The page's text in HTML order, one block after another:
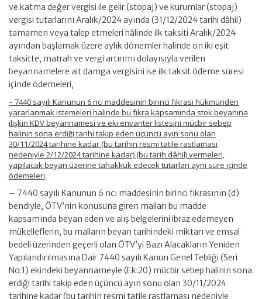
ve katma değer vergisi ile gelir (stopaj) ve kurumlar (stopaj)
vergisi tutarlarını Aralık/2024 ayında (31/12/2024 tarihi dâhil)
tamamen veya talep etmeleri hâlinde ilk taksiti Aralık/2024
ayından başlamak üzere aylık dönemler halinde on iki eşit
taksitte, matrah ve vergi artırımı dolayısıyla verilen
beyannamelere ait damga vergisini ise ilk taksit ödeme süresi
içinde ödemeleri,
– 7440 sayılı Kanunun 6 ncı maddesinin birinci fıkrası hükmünden
yararlanmak istemeleri halinde bu fıkra kapsamında stok beyanına
ilişkin KDV beyannamesi ve eki envanter listesini mücbir sebep
halinin sona erdiği tarihi takip eden üçüncü ayın sonu olan
30/11/2024 tarihine kadar (bu tarihin resmi tatile rastlaması
nedeniyle 2/12/2024 tarihine kadar) (bu tarih dâhil) vermeleri,
yapılacak beyan üzerine tahakkuk edecek tutarları aynı süre içinde
ödemeleri,
– 7440 sayılı Kanunun 6 ncı maddesinin birinci fıkrasının (d)
bendiyle, ÖTV’nin konusuna giren malları bu madde
kapsamında beyan eden ve alış belgelerini ibraz edemeyen
mükelleflerin, bu malların beyan tarihindeki miktarı ve emsal
bedeli üzerinden geçerli olan ÖTV’yi Bazı Alacakların Yeniden
Yapılandırılmasına Dair 7440 sayılı Kanun Genel Tebliği (Seri
No:1) ekindeki beyannameyle (Ek:20) mücbir sebep halinin sona
erdiği tarihi takip eden üçüncü ayın sonu olan 30/11/2024
tarihine kadar (bu tarihin resmi tatile rastlaması nedeniyle